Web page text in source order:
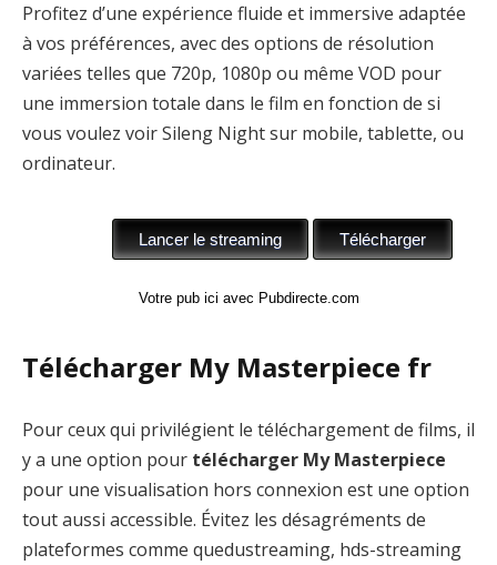
Profitez d’une expérience fluide et immersive adaptée
à vos préférences, avec des options de résolution
variées telles que 720p, 1080p ou même VOD pour
une immersion totale dans le film en fonction de si
vous voulez voir Sileng Night sur mobile, tablette, ou
ordinateur.
Votre pub ici avec Pubdirecte.com
Télécharger My Masterpiece fr
Pour ceux qui privilégient le téléchargement de films, il
y a une option pour télécharger My Masterpiece
pour une visualisation hors connexion est une option
tout aussi accessible. Évitez les désagréments de
plateformes comme quedustreaming, hds-streaming